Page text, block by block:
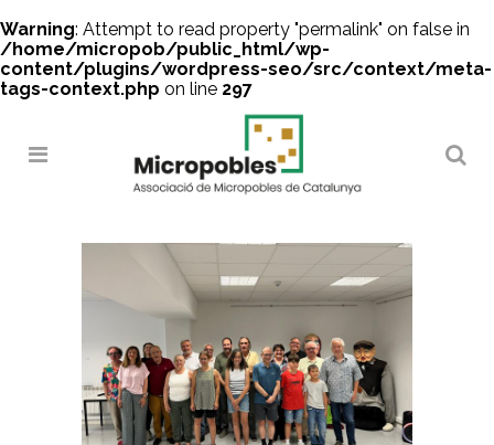
Warning: Attempt to read property "permalink" on false in
/home/micropob/public_html/wp-
content/plugins/wordpress-seo/src/context/meta-
tags-context.php on line 297